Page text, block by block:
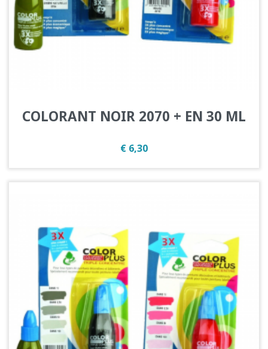
COLORANT NOIR 2070 + EN 30 ML
Prijs
€ 6,30